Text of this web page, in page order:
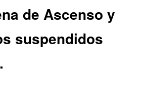
de Ascenso y
suspendidos